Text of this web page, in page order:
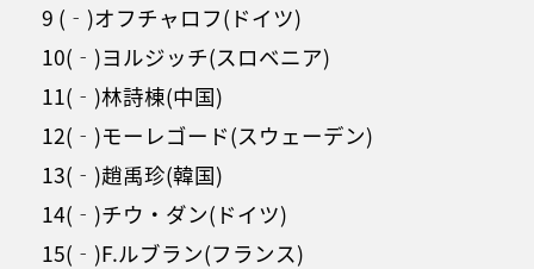
9 (‐)オフチャロフ(ドイツ)
10(‐)ヨルジッチ(スロベニア)
11(‐)林詩棟(中国)
12(‐)モーレゴード(スウェーデン)
13(‐)趙禹珍(韓国)
14(‐)チウ・ダン(ドイツ)
15(‐)F.ルブラン(フランス)